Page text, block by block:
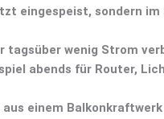
eingespeist, sondern
tagsüber wenig Strom
abends für Router,
einem